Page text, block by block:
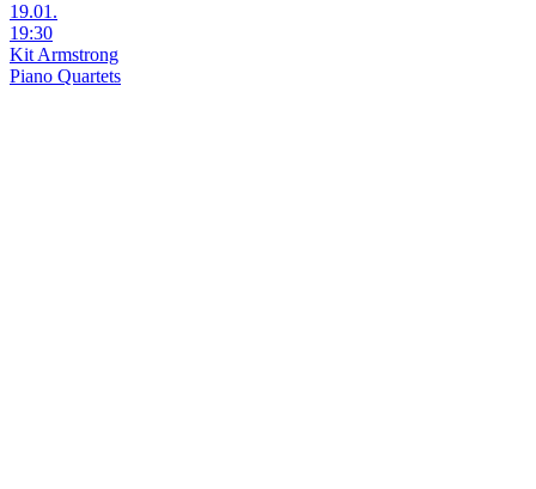
19.01.
19:30
Kit Armstrong
Piano Quartets